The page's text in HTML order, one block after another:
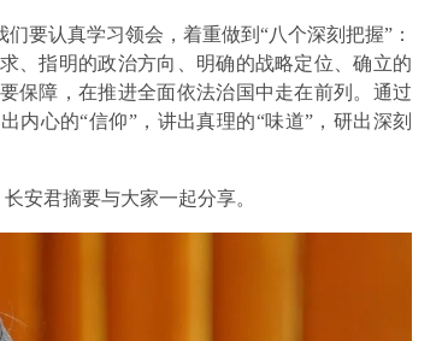
要认真学习领会，着重做到“八个深刻把握”：
、指明的政治方向、明确的战略定位、确立的
保障，在推进全面依法治国中走在前列。通过
内心的“信仰”，讲出真理的“味道”，研出深刻
安君摘要与大家一起分享。